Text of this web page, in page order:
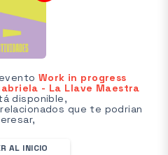
Work in progress ​
- La Llave Maestra
disponible,
que te podrian
AL INICIO